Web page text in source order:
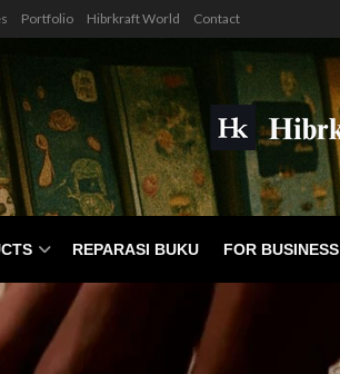
Portfolio Hibrkraft World Contact
REPARASI BUKU FOR BUSINESS